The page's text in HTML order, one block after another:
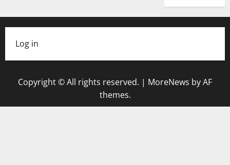
Log in
Copyright © All rights reserved. | MoreNews by AF
themes.